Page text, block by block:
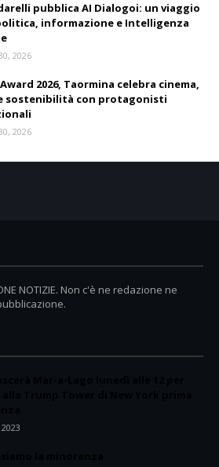
pubblica AI Dialogoi: un viaggio
informazione e Intelligenza
2026
2026, Taormina celebra cinema,
sostenibilità con protagonisti
2026
NOTIZIE. Non c'è ne redazione ne